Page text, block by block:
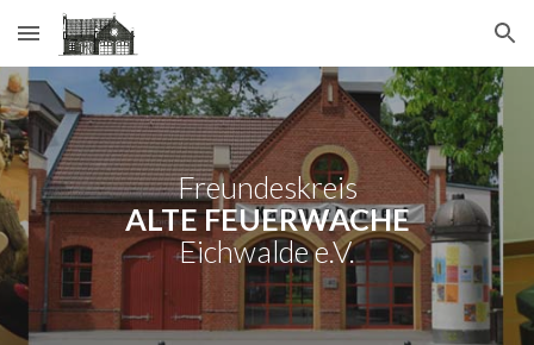
Skip to main content Skip to navigation
Freundeskreis
ALTE FEUERWACHE
Eichwalde e.V.